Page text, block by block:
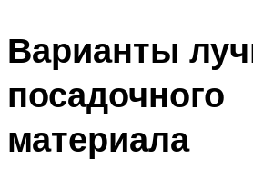
Варианты
посадочного
материала